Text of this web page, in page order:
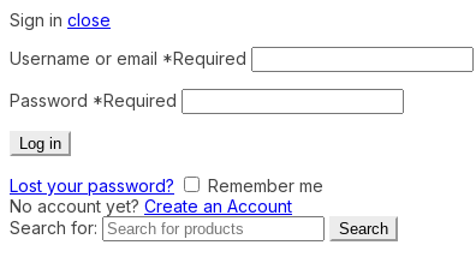
Sign in close
Username or email *Required
Password *Required
Log in
Lost your password?
Remember me
No account yet? Create an Account
Search for:
Search